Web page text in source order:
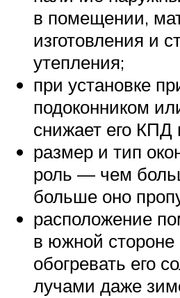
в помещении,
изготовления и
утепления;
при установке
подоконником
снижает его КПД
размер и тип
роль — чем
больше оно
расположение
в южной стороне
обогревать его
лучами даже